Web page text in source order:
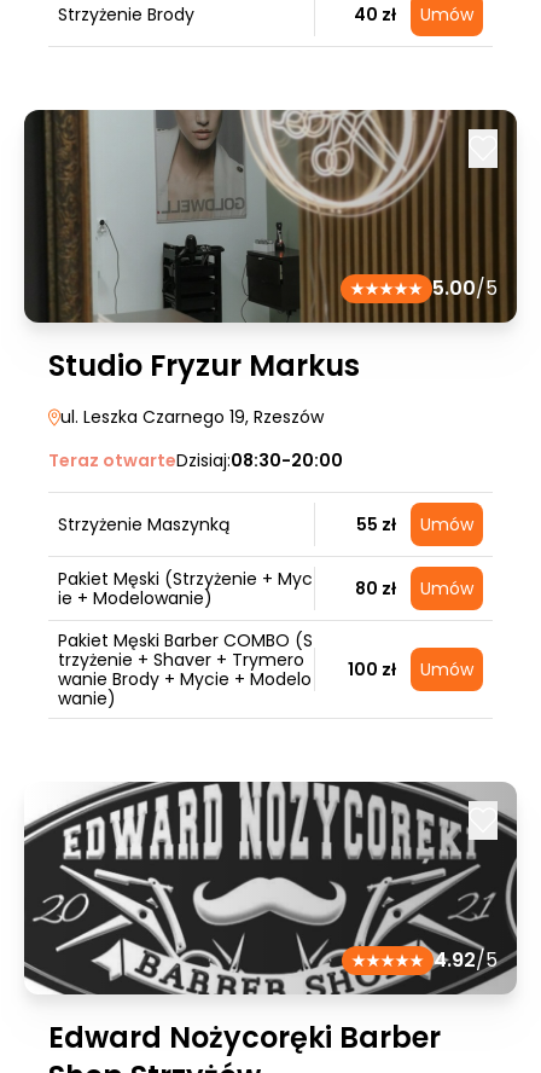
Strzyżenie Brody 40 zł Umów
5.00/5
Studio Fryzur Markus
ul. Leszka Czarnego 19, Rzeszów
Teraz otwarteDzisiaj:08:30-20:00
Strzyżenie Maszynką 55 zł Umów
Pakiet Męski (Strzyżenie + Myc
ie + Modelowanie)
80 zł Umów
Pakiet Męski Barber COMBO (S
trzyżenie + Shaver + Trymero
wanie Brody + Mycie + Modelo
wanie)
100 zł Umów
4.92/5
Edward Nożycoręki Barber